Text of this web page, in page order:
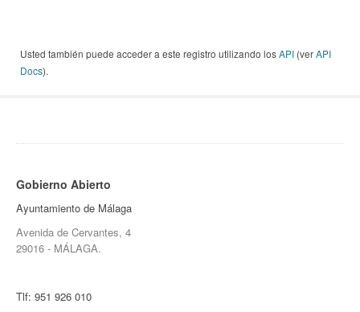
Usted también puede acceder a este registro utilizando losAPI (verAPI
Docs).
Gobierno Abierto
Ayuntamiento de Málaga
Avenida de Cervantes, 4
29016 - MÁLAGA.
Tlf: 951 926 010